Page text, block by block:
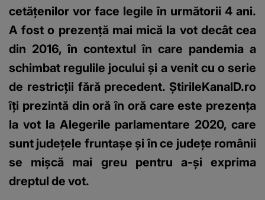
cetățenilor vor face legile în următorii 4 ani.
A fost o prezență mai mică la vot decât cea
din 2016, în contextul în care pandemia a
schimbat regulile jocului și a venit cu o serie
de restricții fără precedent. ȘtirileKanalD.ro
îți prezintă din oră în oră care este prezența
la vot la Alegerile parlamentare 2020, care
sunt județele fruntașe și în ce județe românii
se mișcă mai greu pentru a-și exprima
dreptul de vot.